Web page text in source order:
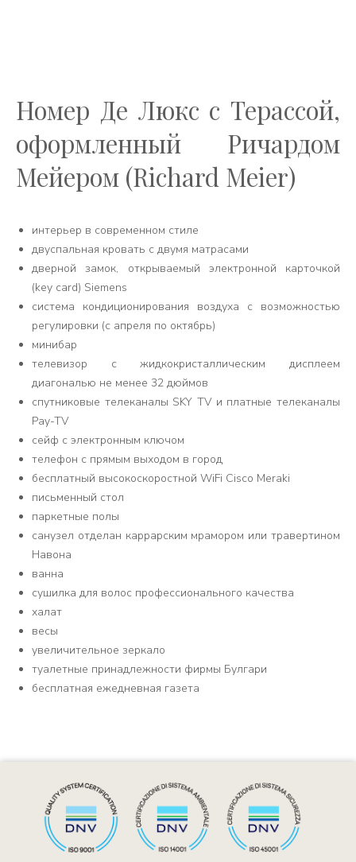
Номер Де Люкс с Терассой,
оформленный Ричардом
Мейером (Richard Meier)
интерьер в современном стиле
двуспальная кровать с двумя матрасами
дверной замок, открываемый электронной карточкой
(key card) Siemens
система кондиционирования воздуха с возможностью
регулировки (с апреля по октябрь)
минибар
телевизор с жидкокристаллическим дисплеем
диагональю не менее 32 дюймов
спутниковые телеканалы SKY TV и платные телеканалы
Pay-TV
сейф с электронным ключом
телефон с прямым выходом в город
бесплатный высокоскоростной WiFi Cisco Meraki
письменный стол
паркетные полы
санузел отделан каррарским мрамором или травертином
Навона
ванна
сушилка для волос профессионального качества
халат
весы
увеличительное зеркало
туалетные принадлежности фирмы Булгари
бесплатная ежедневная газета